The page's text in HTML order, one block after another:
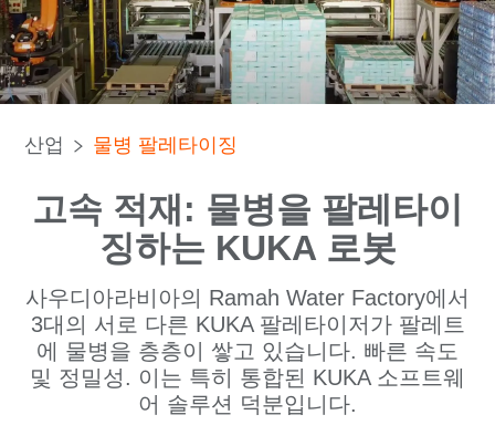
산업 물병 팔레타이징
고속 적재: 물병을 팔레타이
징하는 KUKA 로봇
사우디아라비아의 Ramah Water Factory에서
3대의 서로 다른 KUKA 팔레타이저가 팔레트
에 물병을 층층이 쌓고 있습니다. 빠른 속도
및 정밀성. 이는 특히 통합된 KUKA 소프트웨
어 솔루션 덕분입니다.